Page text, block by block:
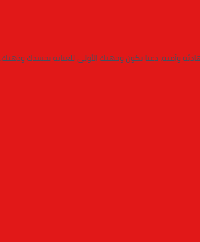
وآمنة. دعنا نكون وجهتك الأولى للعناية بجسدك وذهنك.